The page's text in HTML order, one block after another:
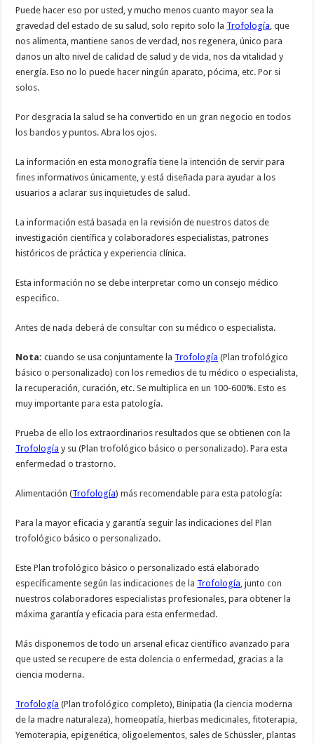
Puede hacer eso por usted, y mucho menos cuanto mayor sea la
gravedad del estado de su salud, solo repito solo la Trofología, que
nos alimenta, mantiene sanos de verdad, nos regenera, único para
danos un alto nivel de calidad de salud y de vida, nos da vitalidad y
energía. Eso no lo puede hacer ningún aparato, pócima, etc. Por si
solos.
Por desgracia la salud se ha convertido en un gran negocio en todos
los bandos y puntos. Abra los ojos.
La información en esta monografía tiene la intención de servir para
fines informativos únicamente, y está diseñada para ayudar a los
usuarios a aclarar sus inquietudes de salud.
La información está basada en la revisión de nuestros datos de
investigación científica y colaboradores especialistas, patrones
históricos de práctica y experiencia clínica.
Esta información no se debe interpretar como un consejo médico
especifico.
Antes de nada deberá de consultar con su médico o especialista.
Nota:cuando se usa conjuntamente la Trofología (Plan trofológico
básico o personalizado) con los remedios de tu médico o especialista,
la recuperación, curación, etc. Se multiplica en un 100-600%. Esto es
muy importante para esta patología.
Prueba de ello los extraordinarios resultados que se obtienen con la
Trofología y su (Plan trofológico básico o personalizado). Para esta
enfermedad o trastorno.
Alimentación (Trofología) más recomendable para esta patología:
Para la mayor eficacia y garantía seguir las indicaciones del Plan
trofológico básico o personalizado.
Este Plan trofológico básico o personalizado está elaborado
específicamente según las indicaciones de la Trofología, junto con
nuestros colaboradores especialistas profesionales, para obtener la
máxima garantía y eficacia para esta enfermedad.
Más disponemos de todo un arsenal eficaz científico avanzado para
que usted se recupere de esta dolencia o enfermedad, gracias a la
ciencia moderna.
Trofología (Plan trofológico completo), Binipatia (la ciencia moderna
de la madre naturaleza), homeopatía, hierbas medicinales, fitoterapia,
Yemoterapia, epigenética, oligoelementos, sales de Schüssler, plantas